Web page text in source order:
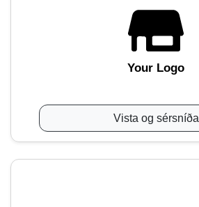
Your Logo
Vista og sérsníða